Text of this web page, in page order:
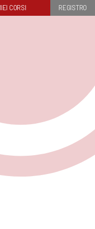
CORSI REGISTRO